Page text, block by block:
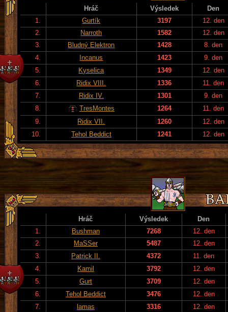
Hráč Výsledek
Den
1.
Gurtík 3197
12. den
2.
Narroth 1582
12. den
3.
Bludný Elektron 1428
8. den
4.
Incanus 1423
9. den
5.
Kyselica 1349
12. den
6.
Ridix VIII. 1336
11. den
7.
Ridix IV. 1301
9. den
8.
TresMontes 1264
11. den
9.
Ridix VII. 1260
12. den
10.
Tehol Beddict 1241 12. den
Hráč Výsledek
Den
1.
Bushman 7268
12. den
2.
MaSSer 5487
12. den
3.
Patrick II. 4372
11. den
4.
Kamil 3792
12. den
5.
Gurt 3709
12. den
6.
Tehol Beddict 3476
12. den
7.
lamas 3316
12. den